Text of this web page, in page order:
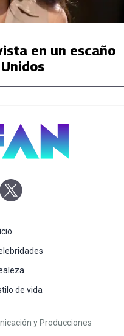
en un escaño
nueva pestaña
abre en nueva pestaña
pestaña
pestaña
pestaña
en nueva pestaña
de vida
y Producciones